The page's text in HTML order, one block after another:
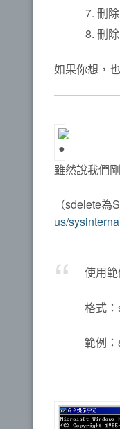
刪除
刪除
如果你想，
雖然說我們
（sdelete
us/
使用
格式：
範例：